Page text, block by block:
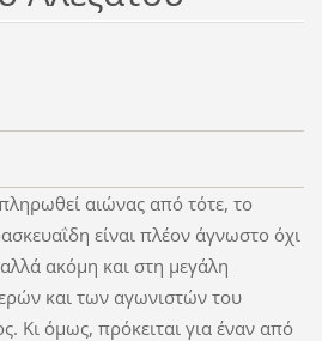
αιώνας από τότε, το
είναι πλέον άγνωστο όχι
ακόμη και στη μεγάλη
και των αγωνιστών του
Κι όμως, πρόκειται για έναν από